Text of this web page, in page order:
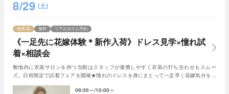
8/29 (土)
《一足先に花嫁体験＊新作入荷》ドレス見学×憧れ試
着×相談会
残席 無料 リアルタイム予約
敷地内に衣装サロンを持つ当館はスタッフが連携しやすく衣装の打ち合わせもスムー
ズ。日程限定で試着フェアを開催★憧れのドレスを身にまとって一足早く花嫁気分を体
09:30～ 10:00～